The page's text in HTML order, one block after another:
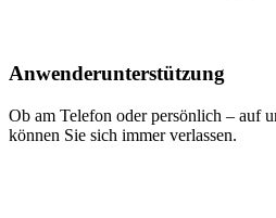
Anwenderunterstützung
Ob am Telefon oder persönlich – auf
können Sie sich immer verlassen.